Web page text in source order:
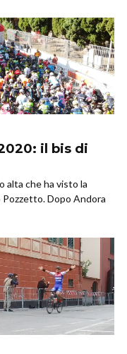
il bis di
alta che ha visto la
Dopo Andora